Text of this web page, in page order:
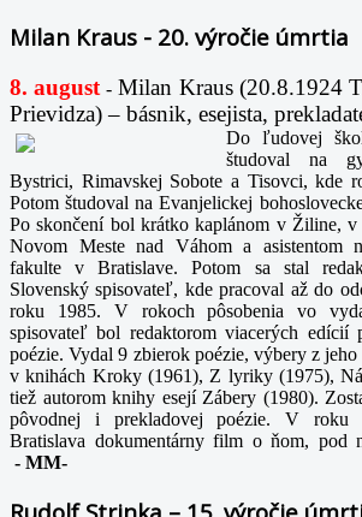
Milan Kraus - 20. výročie úmrtia
8. august -Milan Kraus (20.8.1924
Prievidza) – básnik, esejista,
Do ľudovej
študoval na
Bystrici, Rimavskej Sobote a Tisovci, kde
Potom študoval na Evanjelickej
Po skončení bol krátko kaplánom v Žiline,
Novom Meste nad Váhom a asistentom
fakulte v Bratislave. Potom sa stal
Slovenský spisovateľ, kde pracoval až do
roku 1985. V rokoch pôsobenia vo
spisovateľ bol redaktorom viacerých edícií
poézie. Vydal 9 zbierok poézie, výbery z
v knihách Kroky (1961), Z lyriky (1975),
tiež autorom knihy esejí Zábery (1980).
pôvodnej i prekladovej poézie. V roku
Bratislava dokumentárny film o ňom, pod
- MM-